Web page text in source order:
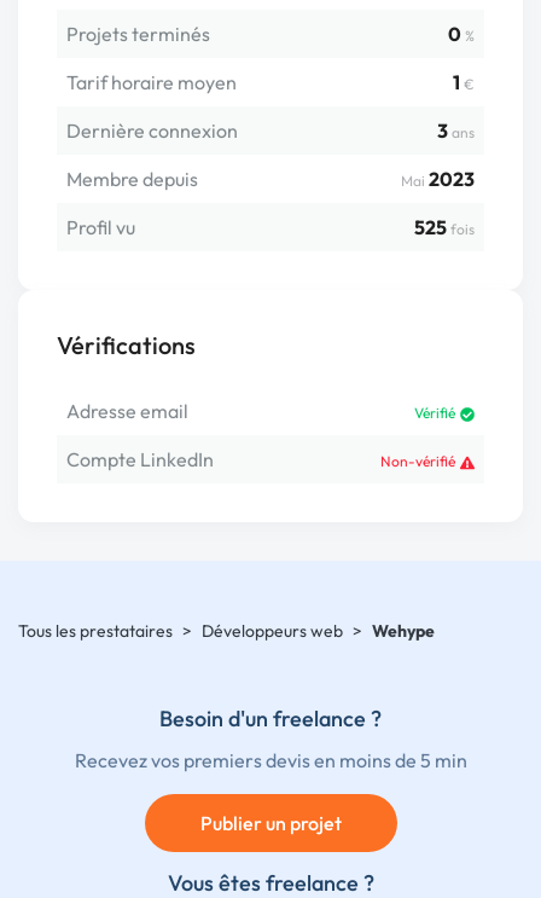
Projets terminés 0 %
Tarif horaire moyen 1 €
Dernière connexion 3 ans
Membre depuis Mai 2023
Profil vu
525 fois
Vérifications
Adresse email Vérifié
Compte LinkedIn Non-vérifié
Tous les prestataires > Développeurs web > Wehype
Besoin d'un freelance ?
Recevez vos premiers devis en moins de 5 min
Publier un projet
Vous êtes freelance ?